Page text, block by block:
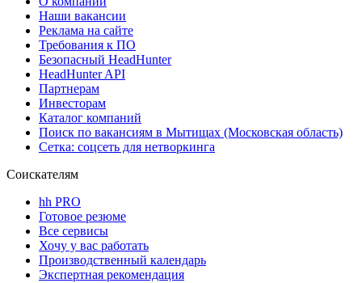
Наши вакансии
Реклама на сайте
Требования к ПО
Безопасный HeadHunter
HeadHunter API
Партнерам
Инвесторам
Каталог компаний
Поиск по вакансиям в Мытищах (Московская область)
Сетка: соцсеть для нетворкинга
Соискателям
hh PRO
Готовое резюме
Все сервисы
Хочу у вас работать
Производственный календарь
Экспертная рекомендация